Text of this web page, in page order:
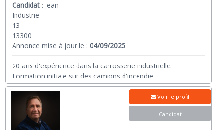
Candidat : Jean
Industrie
13
13300
Annonce mise à jour le :04/09/2025
20 ans d'expérience dans la carrosserie industrielle.
Formation initiale sur des camions d'incendie ...
Voir le profil
Candidat